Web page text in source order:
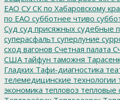
ЕАО СУ СК по Хабаровскому
по ЕАО субботнее чтиво
Суд суд присяжных судебные
суперасфальт суперлуние
сход вагонов Счетная палата
США тайфун таможня
Гладких Тафи-диагностика
телемедицинские технологии
экономика тепловоз тепловые